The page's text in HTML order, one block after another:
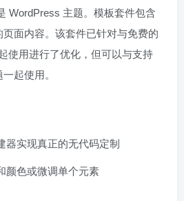
WordPress 主题。模板套件包含
面内容。该套件已针对与免费的
使用进行了优化，但可以与支持
起使用。
器实现真正的无代码定制
颜色或微调单个元素